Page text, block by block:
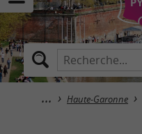
Haute-Garonne